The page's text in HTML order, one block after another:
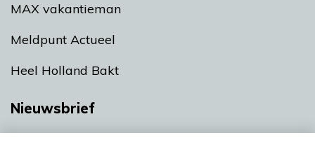
MAX vakantieman
Meldpunt Actueel
Heel Holland Bakt
Nieuwsbrief